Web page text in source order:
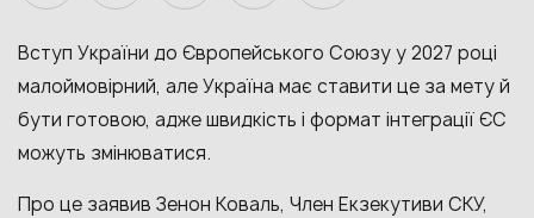
Вступ України до Європейського Союзу у 2027 році
малоймовірний, але Україна має ставити це за мету й
бути готовою, адже швидкість і формат інтеграції ЄС
можуть змінюватися.
Про це заявив Зенон Коваль, Член Екзекутиви СКУ,